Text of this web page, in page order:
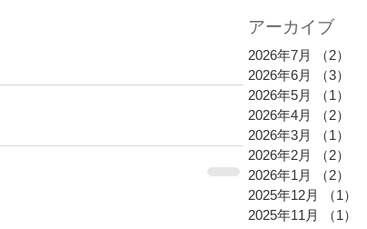
アーカイブ
2026年7月 （2）
2026年6月
（3）
2026年5月
（1）
2026年4月
（2）
2026年3月
（1）
2026年2月
（2）
2026年1月
（2）
2025年12月
（1）
2025年11月
（1）